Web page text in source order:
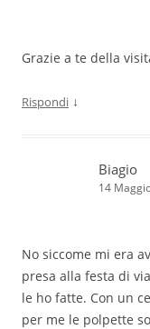
Grazie a te della
Rispondi ↓
Biagio
14
No siccome mi era
presa alla festa di
le ho fatte. Con un
per me le polpette